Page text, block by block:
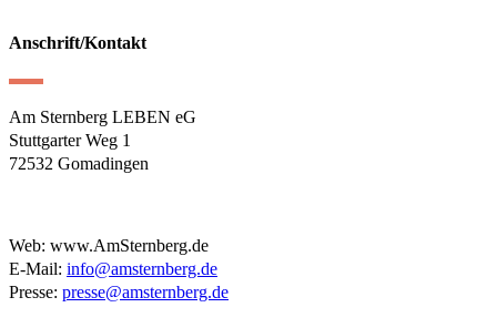
Anschrift/Kontakt
Am Sternberg LEBEN eG
Stuttgarter Weg 1
72532 Gomadingen
Web: www.AmSternberg.de
E-Mail: info@amsternberg.de
Presse: presse@amsternberg.de